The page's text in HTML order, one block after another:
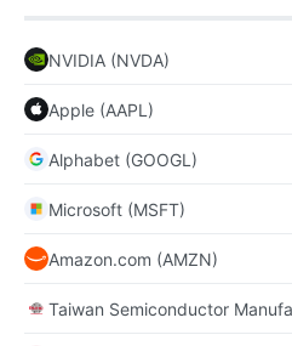
NVIDIA (NVDA)
Apple (AAPL)
Alphabet (GOOGL)
Microsoft (MSFT)
Amazon.com (AMZN)
Taiwan Semiconductor